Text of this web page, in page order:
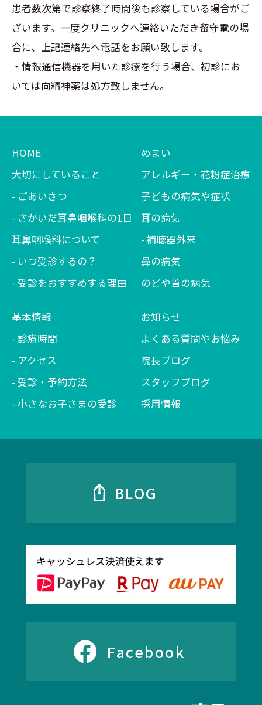
患者数次第で診察終了時間後も診察している場合がご
ざいます。一度クリニックへ連絡いただき留守電の場
合に、上記連絡先へ電話をお願い致します。
・情報通信機器を用いた診療を行う場合、初診にお
いては向精神薬は処方致しません。
HOME
大切にしていること
ごあいさつ
さかいだ耳鼻咽喉科の1日
耳鼻咽喉科について
いつ受診するの？
受診をおすすめする理由
基本情報
診療時間
アクセス
受診・予約方法
小さなお子さまの受診
めまい
アレルギー・花粉症治療
子どもの病気や症状
耳の病気
補聴器外来
鼻の病気
のどや首の病気
お知らせ
よくある質問やお悩み
院長ブログ
スタッフブログ
採用情報
BLOG
Facebook